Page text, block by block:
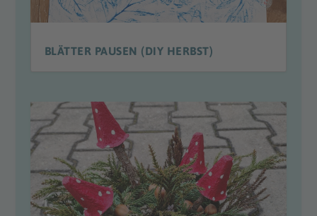
BLÄTTER PAUSEN (DIY HERBST)